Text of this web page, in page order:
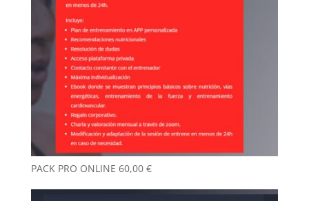
PACK PRO ONLINE 60,00 €